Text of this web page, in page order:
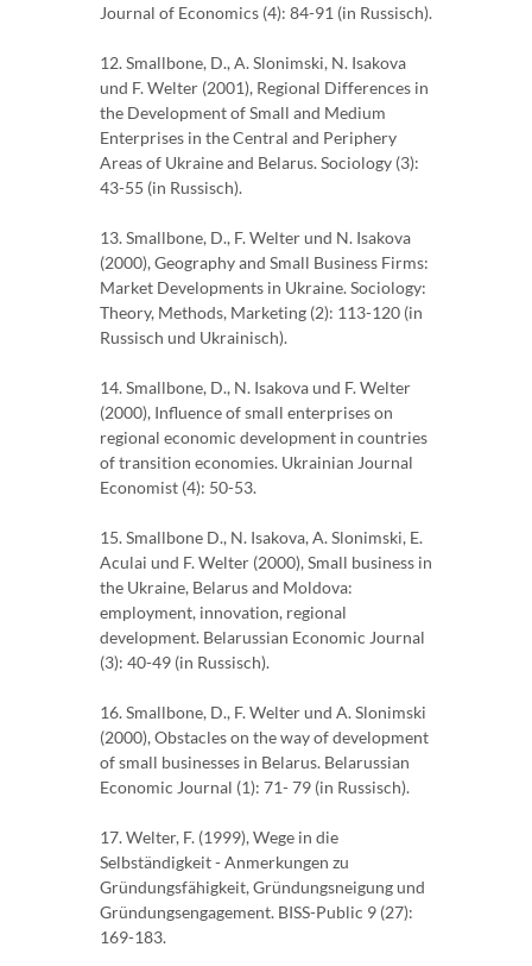
Journal of Economics (4): 84-91 (in Russisch).
12. Smallbone, D., A. Slonimski, N. Isakova
und F. Welter (2001), Regional Differences in
the Development of Small and Medium
Enterprises in the Central and Periphery
Areas of Ukraine and Belarus. Sociology (3):
43-55 (in Russisch).
13. Smallbone, D., F. Welter und N. Isakova
(2000), Geography and Small Business Firms:
Market Developments in Ukraine. Sociology:
Theory, Methods, Marketing (2): 113-120 (in
Russisch und Ukrainisch).
14. Smallbone, D., N. Isakova und F. Welter
(2000), Influence of small enterprises on
regional economic development in countries
of transition economies. Ukrainian Journal
Economist (4): 50-53.
15. Smallbone D., N. Isakova, A. Slonimski, E.
Aculai und F. Welter (2000), Small business in
the Ukraine, Belarus and Moldova:
employment, innovation, regional
development. Belarussian Economic Journal
(3): 40-49 (in Russisch).
16. Smallbone, D., F. Welter und A. Slonimski
(2000), Obstacles on the way of development
of small businesses in Belarus. Belarussian
Economic Journal (1): 71- 79 (in Russisch).
17. Welter, F. (1999), Wege in die
Selbständigkeit - Anmerkungen zu
Gründungsfähigkeit, Gründungsneigung und
Gründungsengagement. BISS-Public 9 (27):
169-183.